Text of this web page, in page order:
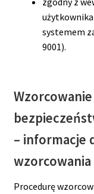
systemem
9001).
Wzorcowanie
– informacje
wzorcowania
Procedurę